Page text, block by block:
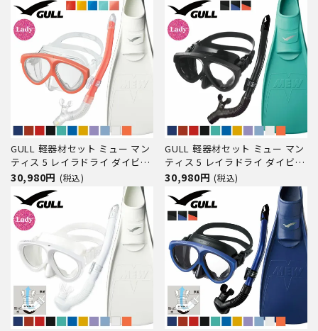
スク フルフットフィン スノーケ
ル スキンダイビング スキューバ
ダイビング 軽器材セ
ダイビングマスク フルフットフ
ィン スノーケル スキューバダイ
ビング 軽器材 セット
GULL 軽器材セット ミュー マン
ティス 5 レイラドライ ダイビン
グ マスク フィン シュノーケル
セット 軽器材 3点セット ダイビ
ングマスク フルフットフィン ス
ノーケル スキンダイビング スキ
ューバダイビング 軽
30,980円 (税込)
GULL 軽器材セット ミュー マン
ティス 5 レイラドライ ダイビン
グ マスク フィン シュノーケル
セット 軽器材 3点セット ダイビ
ングマスク フルフットフィン ス
ノーケル スキンダイビング スキ
ューバダイビング 軽
30,980円 (税込)